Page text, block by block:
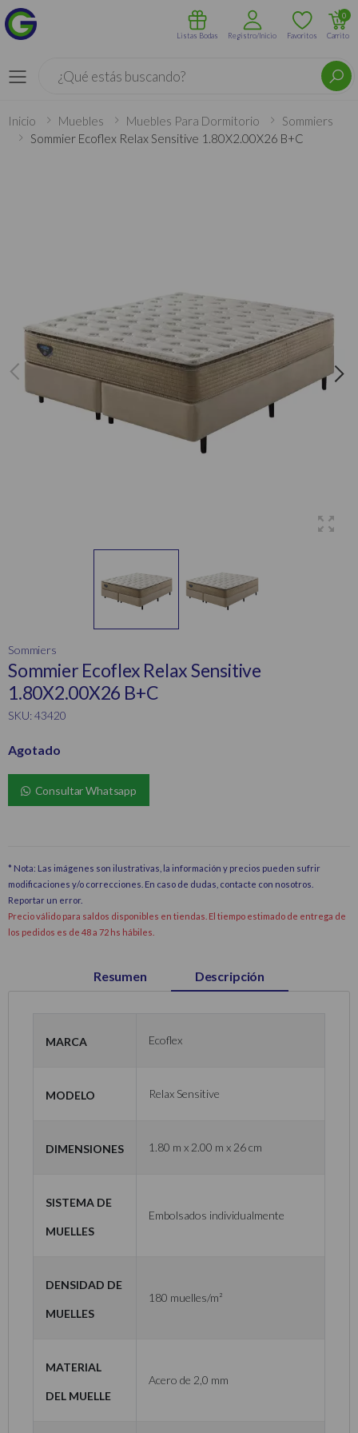
Menú
Listas Bodas Registro/Inicio Favoritos Carrito
0
Inicio Muebles Muebles Para Dormitorio
Sommiers
Sommier Ecoflex Relax Sensitive 1.80X2.00X26 B+C
Sommiers
Sommier Ecoflex Relax Sensitive
1.80X2.00X26 B+C
SKU: 43420
Agotado
Consultar Whatsapp
* Nota: Las imágenes son ilustrativas, la información y precios pueden sufrir
modificaciones y/o correcciones. En caso de dudas, contacte con nosotros.
Reportar un error.
Precio válido para saldos disponibles en tiendas. El tiempo estimado de entrega de
los pedidos es de 48 a 72 hs hábiles.
Resumen Descripción
Marca Ecoflex
Modelo Relax Sensitive
Dimensiones 1.80 m x 2.00 m x 26 cm
Sistema de
muelles
Embolsados individualmente
Densidad de
muelles
180 muelles/m²
Material
del muelle
Acero de 2,0 mm